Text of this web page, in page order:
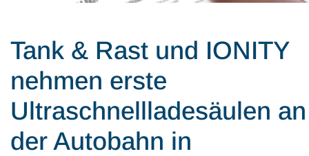
Alle Artikel
Mobilität & Verkehr
Innovation & Arbeit
Karriere
Tank & Rast und IONITY
nehmen erste
Ultraschnellladesäulen an
der Autobahn in